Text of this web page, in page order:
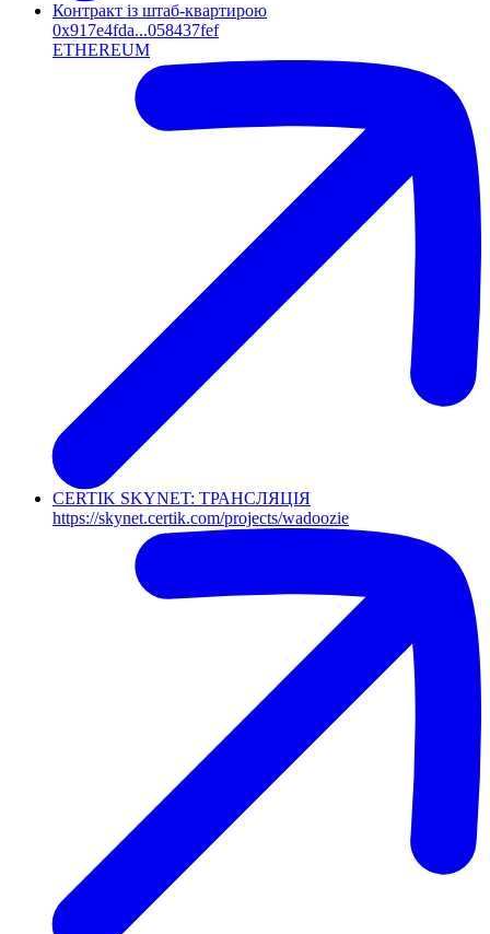
Контракт із штаб-квартирою
0x917e4fda...058437fef
ETHEREUM
CERTIK SKYNET: ТРАНСЛЯЦІЯ
https://skynet.certik.com/projects/wadoozie